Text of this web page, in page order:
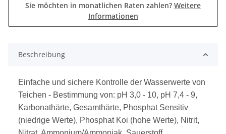
Sie möchten in monatlichen Raten zahlen? Weitere
Informationen
Beschreibung
Einfache und sichere Kontrolle der Wasserwerte von
Teichen - Bestimmung von: pH 3,0 - 10, pH 7,4 - 9,
Karbonathärte, Gesamthärte, Phosphat Sensitiv
(niedrige Werte), Phosphat Koi (hohe Werte), Nitrit,